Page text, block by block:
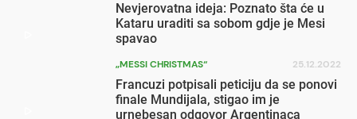
Nevjerovatna ideja: Poznato šta će u
Kataru uraditi sa sobom gdje je Mesi
spavao
„MESSI CHRISTMAS“ 25.12.2022
Francuzi potpisali peticiju da se ponovi
finale Mundijala, stigao im je
urnebesan odgovor Argentinaca